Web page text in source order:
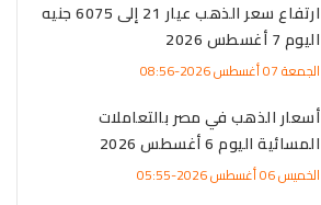
ارتفاع سعر الذهب عيار 21 إلى 6075 جنيه
اليوم 7 أغسطس 2026
الجمعة 07 أغسطس 2026-08:56
أسعار الذهب في مصر بالتعاملات
المسائية اليوم 6 أغسطس 2026
الخميس 06 أغسطس 2026-05:55